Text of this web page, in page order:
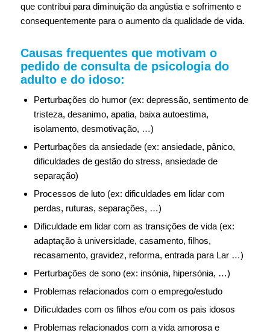
que contribui para diminuição da angústia e sofrimento e
consequentemente para o aumento da qualidade de vida.
Causas frequentes que motivam o
pedido de consulta de psicologia do
adulto e do idoso:
Perturbações do humor (ex: depressão, sentimento de
tristeza, desanimo, apatia, baixa autoestima,
isolamento, desmotivação, …)
Perturbações da ansiedade (ex: ansiedade, pânico,
dificuldades de gestão do stress, ansiedade de
separação)
Processos de luto (ex: dificuldades em lidar com
perdas, ruturas, separações, …)
Dificuldade em lidar com as transições de vida (ex:
adaptação à universidade, casamento, filhos,
recasamento, gravidez, reforma, entrada para Lar …)
Perturbações de sono (ex: insónia, hipersónia, …)
Problemas relacionados com o emprego/estudo
Dificuldades com os filhos e/ou com os pais idosos
Problemas relacionados com a vida amorosa e